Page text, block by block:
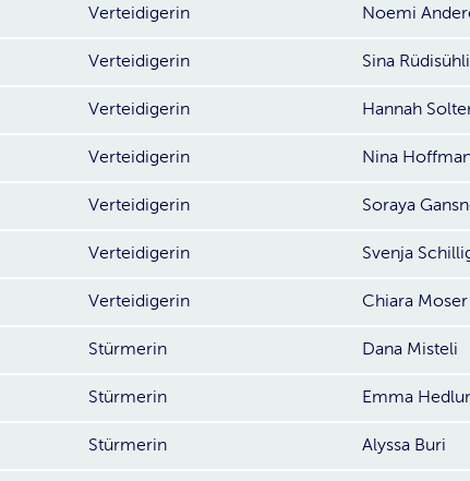
Verteidigerin Noemi
Verteidigerin Sina Rüdisühli
Verteidigerin Hannah
Verteidigerin Nina
Verteidigerin Soraya
Verteidigerin Svenja
Verteidigerin Chiara Moser
Stürmerin Dana Misteli
Stürmerin Emma
Stürmerin Alyssa Buri